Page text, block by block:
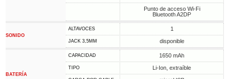
Punto de acceso Wi-Fi
Bluetooth A2DP
SONIDO
ALTAVOCES 1
JACK 3,5MM disponible
BATERÍA
CAPACIDAD 1650 mAh
TIPO Li-Ion, extraíble